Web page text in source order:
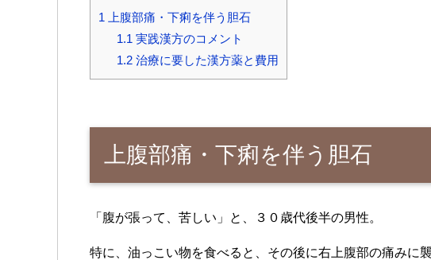
1 上腹部痛・下痢を伴う胆石
1.1 実践漢方のコメント
1.2治療に要した漢方薬と費用
上腹部痛・下痢を伴う胆石
「腹が張って、苦しい」と、３０歳代後半の男性。
特に、油っこい物を食べると、その後に右上腹部の痛みに